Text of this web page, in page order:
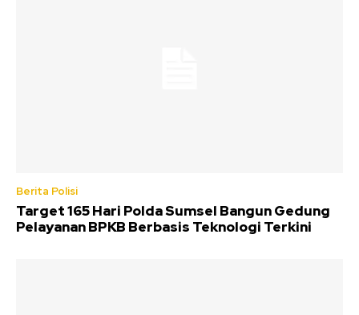
Berita Polisi
Target 165 Hari Polda Sumsel Bangun Gedung
Pelayanan BPKB Berbasis Teknologi Terkini